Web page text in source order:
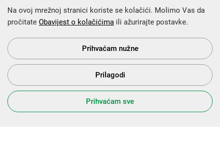
Krajnji primatelj financijskog instrumenta sufinanciranog iz
Europskog fonda za regionalni razvoj u sklopu Operativnog
programa „Konkurentnost i kohezija”.
s Vama od 2014. godine!
Na ovoj mrežnoj stranici koriste se kolačići. Molimo Vas da
pročitate Obavijest o kolačićima ili ažurirajte postavke.
Prihvaćam nužne
Prilagodi
Prihvaćam sve